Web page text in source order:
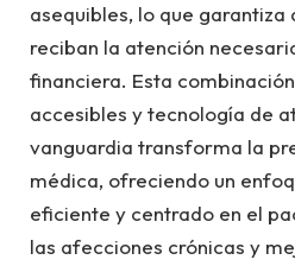
asequibles, lo que garantiza
reciban la atención
financiera. Esta
accesibles y tecnología de
vanguardia transforma la
médica, ofreciendo un
eficiente y centrado en el
las afecciones crónicas y